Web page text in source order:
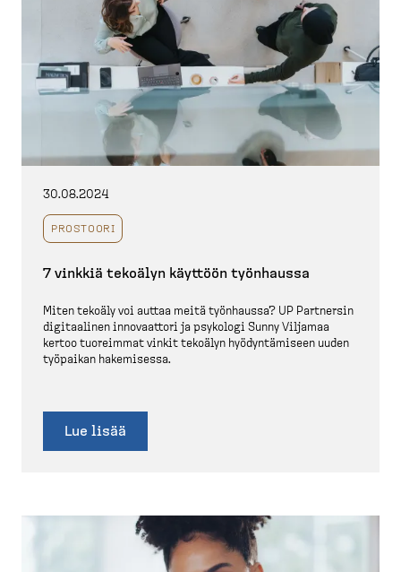
30.08.2024
PROSTOORI
7 vinkkiä tekoälyn käyttöön työnhaussa
Miten tekoäly voi auttaa meitä työnhaussa? UP Partnersin
digitaalinen innovaattori ja psykologi Sunny Viljamaa
kertoo tuoreimmat vinkit tekoälyn hyödyn­tä­miseen uuden
työpaikan hakemisessa.
Lue lisää